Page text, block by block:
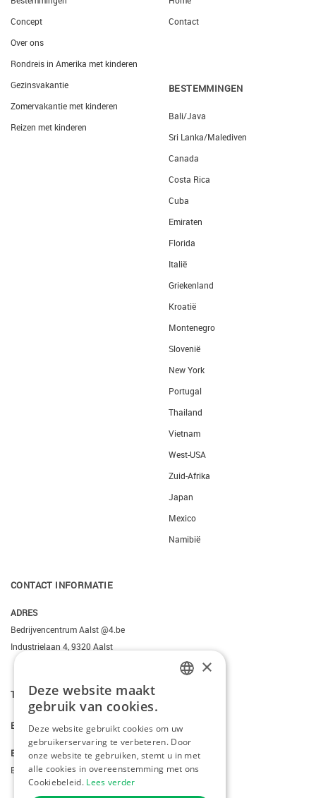
Concept
Over ons
Rondreis in Amerika met kinderen
Gezinsvakantie
Zomervakantie met kinderen
Reizen met kinderen
Contact
BESTEMMINGEN
Bali/Java
Sri Lanka/Malediven
Canada
Costa Rica
Cuba
Emiraten
Florida
Italië
Griekenland
Kroatië
Montenegro
Slovenië
New York
Portugal
Thailand
Vietnam
West-USA
Zuid-Afrika
Japan
Mexico
Namibië
CONTACT INFORMATIE
ADRES
Bedrijvencentrum Aalst @4.be
Industrielaan 4, 9320 Aalst
T. +3223095206
E. info@kiddotravel.be
BTW
BE 0685795740
ENGLISH
×
Deze website maakt
gebruik van cookies.
Deze website gebruikt cookies om uw
gebruikerservaring te verbeteren. Door
onze website te gebruiken, stemt u in met
alle cookies in overeenstemming met ons
Cookiebeleid. Lees verder